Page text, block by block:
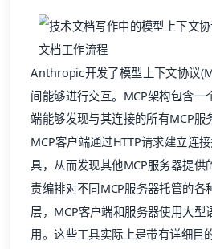
Anthropic开发了模型上下文协议
间能够进行交互。MCP架构包含一
端能够发现与其连接的所有MCP服
MCP客户端通过HTTP请求建立连
具，从而发现其他MCP服务器提供
责编排对不同MCP服务器托管的各
层，MCP客户端和服务器使用大型
用。这些工具实际上是带有详细目